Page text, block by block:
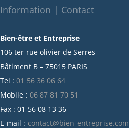
octobre 2021
juillet 2021
juin 2021
mai 2021
avril 2021
mars 2021
février 2021
Information | Contact
Bien-être et Entreprise
106 ter rue olivier de Serres
Bâtiment B – 75015 PARIS
Tel : 01 56 36 06 64
Mobile : 06 87 81 70 51
Fax : 01 56 08 13 36
E-mail : contact@bien-entreprise.com